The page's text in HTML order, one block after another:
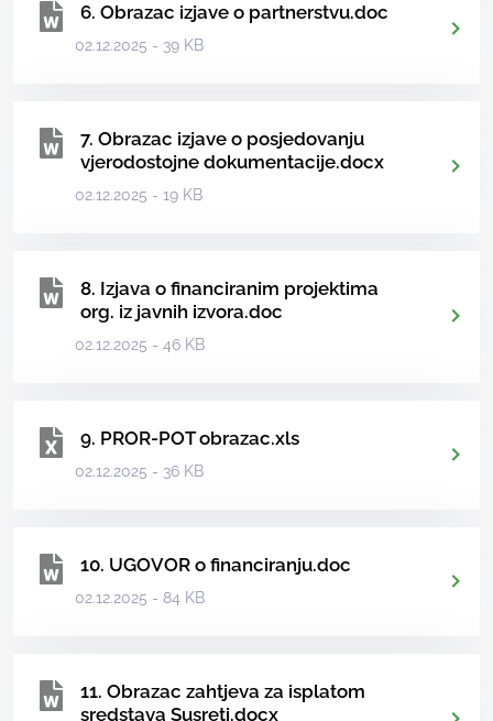
6. Obrazac izjave o partnerstvu.doc
02.12.2025 - 39 KB
7. Obrazac izjave o posjedovanju
vjerodostojne dokumentacije.docx
02.12.2025 - 19 KB
8. Izjava o financiranim projektima
org. iz javnih izvora.doc
02.12.2025 - 46 KB
9. PROR-POT obrazac.xls
02.12.2025 - 36 KB
10. UGOVOR o financiranju.doc
02.12.2025 - 84 KB
11. Obrazac zahtjeva za isplatom
sredstava Susreti.docx